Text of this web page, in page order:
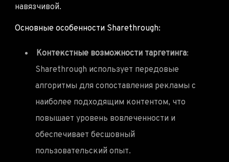
навязчивой.
Основные особенности Sharethrough:
Контекстные возможности таргетинга:
Sharethrough использует передовые
алгоритмы для сопоставления рекламы с
наиболее подходящим контентом, что
повышает уровень вовлеченности и
обеспечивает бесшовный
пользовательский опыт.